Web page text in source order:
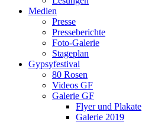
Medien
Presse
Presseberichte
Foto-Galerie
Stageplan
Gypsyfestival
80 Rosen
Videos GF
Galerie GF
Flyer und Plakate
Galerie 2019